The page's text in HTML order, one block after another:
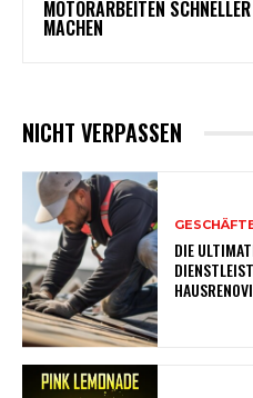
MOTORARBEITEN
MACHEN
NICHT VERPASSEN
DIE